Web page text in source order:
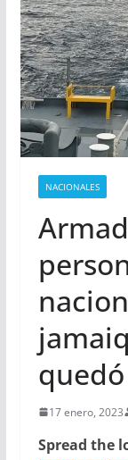
NACIONALES
17 enero, 2023
Spread the